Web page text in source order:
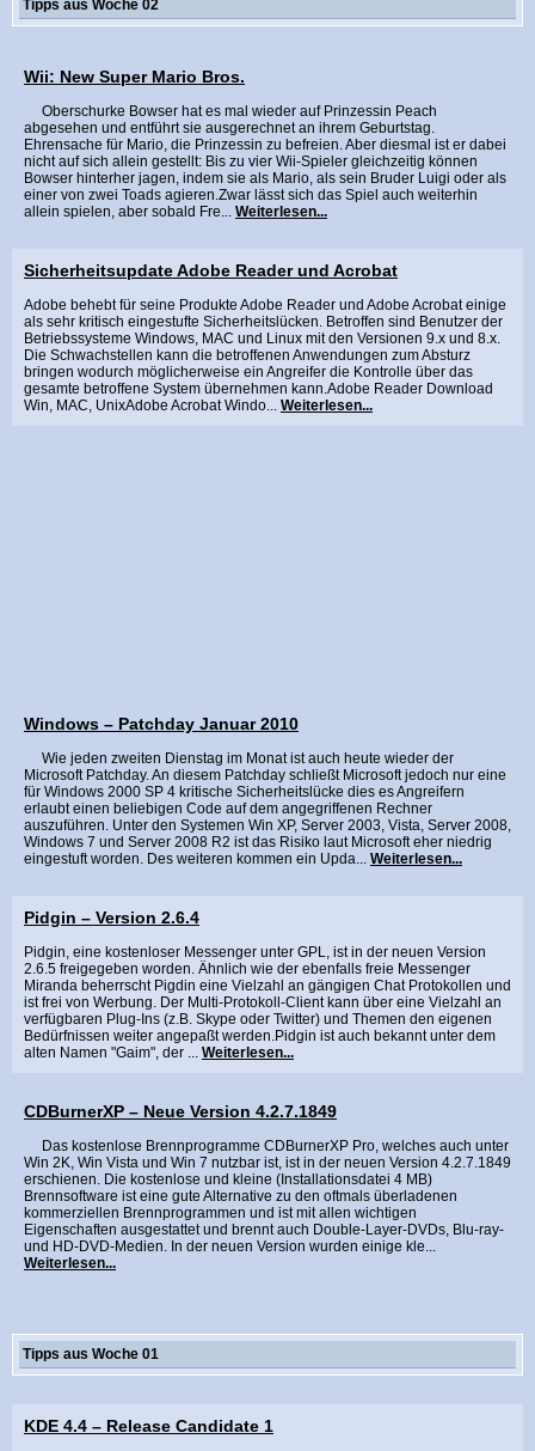
Tipps aus Woche 02
Wii: New Super Mario Bros.
Oberschurke Bowser hat es mal wieder auf Prinzessin Peach
abgesehen und entführt sie ausgerechnet an ihrem Geburtstag.
Ehrensache für Mario, die Prinzessin zu befreien. Aber diesmal ist er dabei
nicht auf sich allein gestellt: Bis zu vier Wii-Spieler gleichzeitig können
Bowser hinterher jagen, indem sie als Mario, als sein Bruder Luigi oder als
einer von zwei Toads agieren.Zwar lässt sich das Spiel auch weiterhin
allein spielen, aber sobald Fre... Weiterlesen...
Sicherheitsupdate Adobe Reader und Acrobat
Adobe behebt für seine Produkte Adobe Reader und Adobe Acrobat einige
als sehr kritisch eingestufte Sicherheitslücken. Betroffen sind Benutzer der
Betriebssysteme Windows, MAC und Linux mit den Versionen 9.x und 8.x.
Die Schwachstellen kann die betroffenen Anwendungen zum Absturz
bringen wodurch möglicherweise ein Angreifer die Kontrolle über das
gesamte betroffene System übernehmen kann.Adobe Reader Download
Win, MAC, UnixAdobe Acrobat Windo... Weiterlesen...
Windows – Patchday Januar 2010
Wie jeden zweiten Dienstag im Monat ist auch heute wieder der
Microsoft Patchday. An diesem Patchday schließt Microsoft jedoch nur eine
für Windows 2000 SP 4 kritische Sicherheitslücke dies es Angreifern
erlaubt einen beliebigen Code auf dem angegriffenen Rechner
auszuführen. Unter den Systemen Win XP, Server 2003, Vista, Server 2008,
Windows 7 und Server 2008 R2 ist das Risiko laut Microsoft eher niedrig
eingestuft worden. Des weiteren kommen ein Upda... Weiterlesen...
Pidgin – Version 2.6.4
Pidgin, eine kostenloser Messenger unter GPL, ist in der neuen Version
2.6.5 freigegeben worden. Ähnlich wie der ebenfalls freie Messenger
Miranda beherrscht Pigdin eine Vielzahl an gängigen Chat Protokollen und
ist frei von Werbung. Der Multi-Protokoll-Client kann über eine Vielzahl an
verfügbaren Plug-Ins (z.B. Skype oder Twitter) und Themen den eigenen
Bedürfnissen weiter angepaßt werden.Pidgin ist auch bekannt unter dem
alten Namen "Gaim", der ... Weiterlesen...
CDBurnerXP – Neue Version 4.2.7.1849
Das kostenlose Brennprogramme CDBurnerXP Pro, welches auch unter
Win 2K, Win Vista und Win 7 nutzbar ist, ist in der neuen Version 4.2.7.1849
erschienen. Die kostenlose und kleine (Installationsdatei 4 MB)
Brennsoftware ist eine gute Alternative zu den oftmals überladenen
kommerziellen Brennprogrammen und ist mit allen wichtigen
Eigenschaften ausgestattet und brennt auch Double-Layer-DVDs, Blu-ray-
und HD-DVD-Medien. In der neuen Version wurden einige kle...
Weiterlesen...
Tipps aus Woche 01
KDE 4.4 – Release Candidate 1